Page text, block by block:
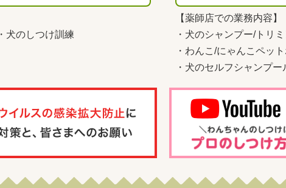
・ 犬のしつけ訓練
【薬師店での業務内容】
・ 犬のシャンプー/トリ
・ わんこ /にゃんこペッ
・ 犬のセルフシャンプー